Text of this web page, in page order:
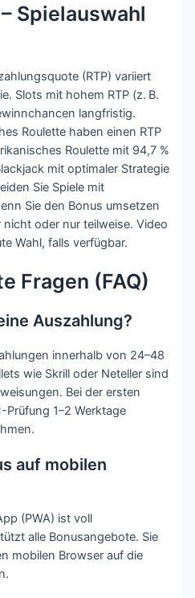
Spielauswahl
(RTP) variiert
Slots mit hohem RTP (z. B.
langfristig.
Roulette haben einen RTP
Roulette mit 94,7 %
mit optimaler Strategie
Sie Spiele mit
Sie den Bonus umsetzen
oder nur teilweise. Video
Wahl, falls verfügbar.
Fragen (FAQ)
Auszahlung?
innerhalb von 24–48
wie Skrill oder Neteller sind
Bei der ersten
1–2 Werktage
auf mobilen
(PWA) ist voll
alle Bonusangebote. Sie
mobilen Browser auf die